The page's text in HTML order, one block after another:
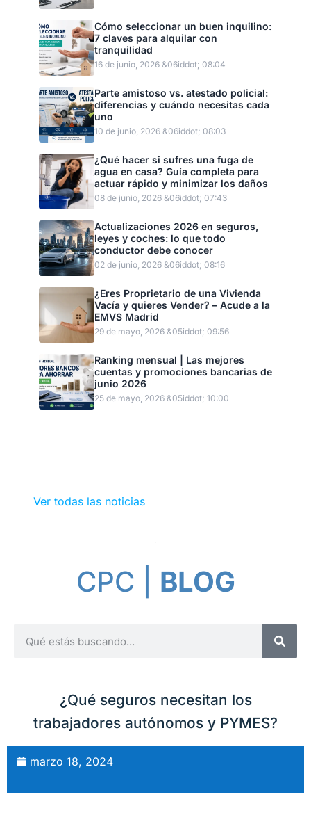
Cómo seleccionar un buen inquilino:
7 claves para alquilar con
tranquilidad
16 de junio, 2026 &06iddot; 08:04
Parte amistoso vs. atestado policial:
diferencias y cuándo necesitas cada
uno
10 de junio, 2026 &06iddot; 08:03
¿Qué hacer si sufres una fuga de
agua en casa? Guía completa para
actuar rápido y minimizar los daños
08 de junio, 2026 &06iddot; 07:43
Actualizaciones 2026 en seguros,
leyes y coches: lo que todo
conductor debe conocer
02 de junio, 2026 &06iddot; 08:16
¿Eres Proprietario de una Vivienda
Vacía y quieres Vender? – Acude a la
EMVS Madrid
29 de mayo, 2026 &05iddot; 09:56
Ranking mensual | Las mejores
cuentas y promociones bancarias de
junio 2026
25 de mayo, 2026 &05iddot; 10:00
Ver todas las noticias
CPC | BLOG
¿Qué seguros necesitan los
trabajadores autónomos y PYMES?
marzo 18, 2024